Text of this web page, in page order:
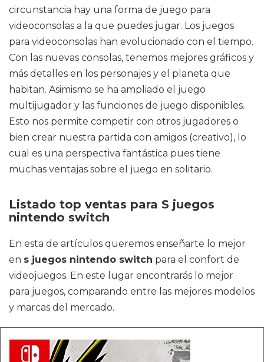
circunstancia hay una forma de juego para
videoconsolas a la que puedes jugar. Los juegos
para videoconsolas han evolucionado con el tiempo.
Con las nuevas consolas, tenemos mejores gráficos y
más detalles en los personajes y el planeta que
habitan. Asimismo se ha ampliado el juego
multijugador y las funciones de juego disponibles.
Esto nos permite competir con otros jugadores o
bien crear nuestra partida con amigos (creativo), lo
cual es una perspectiva fantástica pues tiene
muchas ventajas sobre el juego en solitario.
Listado top ventas para S juegos
nintendo switch
En esta de artículos queremos enseñarte lo mejor
en s juegos nintendo switch para el confort de
videojuegos. En este lugar encontrarás lo mejor
para juegos, comparando entre las mejores modelos
y marcas del mercado.